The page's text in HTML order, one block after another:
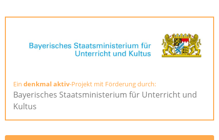
Ein denkmal aktiv-Projekt mit Förderung durch:
Bayerisches Staatsministerium für Unterricht und
Kultus